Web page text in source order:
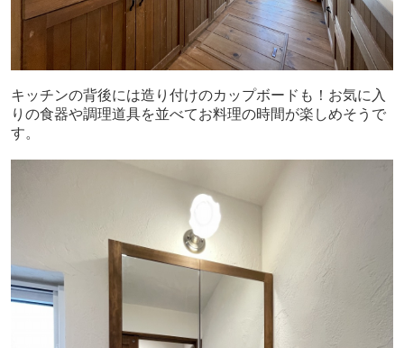
キッチンの背後には造り付けのカップボードも！お気に入
りの食器や調理道具を並べてお料理の時間が楽しめそうで
す。